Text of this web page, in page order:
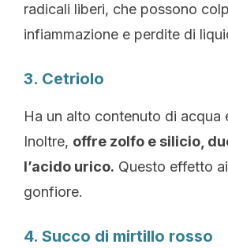
radicali liberi, che possono
infiammazione e perdite di
3. Cetriolo
Ha un alto contenuto di acqua
Inoltre, offre zolfo e silicio,
l’acido urico. Questo effetto
gonfiore.
4. Succo di mirtillo rosso